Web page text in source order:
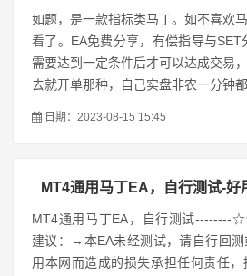
如题，是一款指标类马丁。如不喜欢
看了。EA免费分享，有偿指导与SET
需要达到一定条件后才可以达成交易
去就开单那种，自己实盘非农一分钟都
日期：2023-08-15 15:45
MT4通用马丁EA，自行测试-好
MT4通用马丁EA，自行测试
建议：→本EA未经测试，请自行回
用本网而造成的损失承担任何责任，